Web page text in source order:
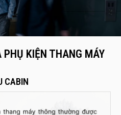
KIỆN THANG MÁY
CABIN